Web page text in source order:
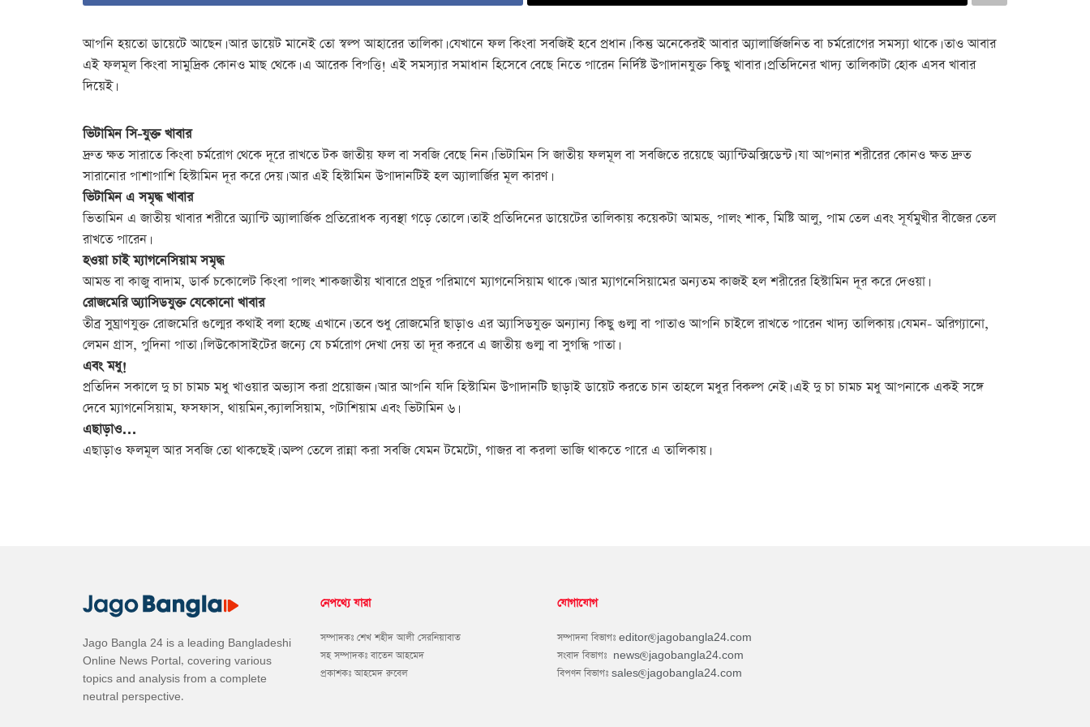
আপনি হয়তো ডায়েটে আছেন। আর ডায়েট মানেই তো স্বল্প আহারের তালিকা। যেখানে ফল কিংবা সবজিই হবে প্রধান। কিন্তু অনেকেরই আবার অ্যালার্জিজনিত বা চর্মরোগের সমস্যা থাকে। তাও আবার
এই ফলমূল কিংবা সামুদ্রিক কোনও মাছ থেকে। এ আরেক বিপত্তি! এই সমস্যার সমাধান হিসেবে বেছে নিতে পারেন নির্দিষ্ট উপাদানযুক্ত কিছু খাবার। প্রতিদিনের খাদ্য তালিকাটা হোক এসব খাবার
দিয়েই।
ভিটামিন সি-যুক্ত খাবার
দ্রুত ক্ষত সারাতে কিংবা চর্মরোগ থেকে দূরে রাখতে টক জাতীয় ফল বা সবজি বেছে নিন। ভিটামিন সি জাতীয় ফলমূল বা সবজিতে রয়েছে অ্যান্টিঅক্সিডেন্ট। যা আপনার শরীরের কোনও ক্ষত দ্রুত
সারানোর পাশাপাশি হিস্টামিন দূর করে দেয়। আর এই হিস্টামিন উপাদানটিই হল অ্যালার্জির মূল কারণ।
ভিটামিন এ সমৃদ্ধ খাবার
ভিতামিন এ জাতীয় খাবার শরীরে অ্যান্টি অ্যালার্জিক প্রতিরোধক ব্যবস্থা গড়ে তোলে। তাই প্রতিদিনের ডায়েটের তালিকায় কয়েকটা আমন্ড, পালং শাক, মিষ্টি আলু, পাম তেল এবং সূর্যমুখীর বীজের তেল
রাখতে পারেন।
হওয়া চাই ম্যাগনেসিয়াম সমৃদ্ধ
আমন্ড বা কাজু বাদাম, ডার্ক চকোলেট কিংবা পালং শাকজাতীয় খাবারে প্রচুর পরিমাণে ম্যাগনেসিয়াম থাকে। আর ম্যাগনেসিয়ামের অন্যতম কাজই হল শরীরের হিস্টামিন দূর করে দেওয়া।
রোজমেরি অ্যাসিডযুক্ত যেকোনো খাবার
তীব্র সুঘ্রাণযুক্ত রোজমেরি গুল্মের কথাই বলা হচ্ছে এখানে। তবে শুধু রোজমেরি ছাড়াও এর অ্যাসিডযুক্ত অন্যান্য কিছু গুল্ম বা পাতাও আপনি চাইলে রাখতে পারেন খাদ্য তালিকায়। যেমন- অরিগ্যানো,
লেমন গ্রাস, পুদিনা পাতা। লিউকোসাইটের জন্যে যে চর্মরোগ দেখা দেয় তা দূর করবে এ জাতীয় গুল্ম বা সুগন্ধি পাতা।
এবং মধু!
প্রতিদিন সকালে দু চা চামচ মধু খাওয়ার অভ্যাস করা প্রয়োজন। আর আপনি যদি হিস্টামিন উপাদানটি ছাড়াই ডায়েট করতে চান তাহলে মধুর বিকল্প নেই। এই দু চা চামচ মধু আপনাকে একই সঙ্গে
দেবে ম্যাগনেসিয়াম, ফসফাস, থায়মিন,ক্যালসিয়াম, পটাশিয়াম এবং ভিটামিন ৬।
এছাড়াও…
এছাড়াও ফলমূল আর সবজি তো থাকছেই। অল্প তেলে রান্না করা সবজি যেমন টমেটো, গাজর বা করলা ভাজি থাকতে পারে এ তালিকায়।
Jago Bangla 24 is a leading Bangladeshi
Online News Portal, covering various
topics and analysis from a complete
neutral perspective.
নেপথ্যে যারা
সম্পাদকঃ শেখ শহীদ আলী সেরনিয়াবাত
সহ সম্পাদকঃ বাতেন আহমেদ
প্রকাশকঃ আহমেদ রুবেল
যোগাযোগ
সম্পাদনা বিভাগঃ editor@jagobangla24.com
সংবাদ বিভাগঃ news@jagobangla24.com
বিপণন বিভাগঃ sales@jagobangla24.com